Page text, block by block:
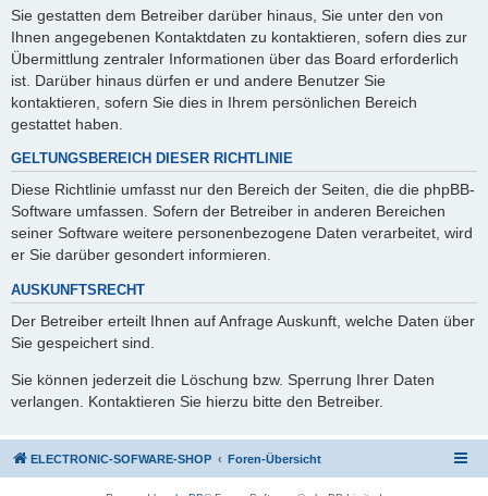
Sie gestatten dem Betreiber darüber hinaus, Sie unter den von
Ihnen angegebenen Kontaktdaten zu kontaktieren, sofern dies zur
Übermittlung zentraler Informationen über das Board erforderlich
ist. Darüber hinaus dürfen er und andere Benutzer Sie
kontaktieren, sofern Sie dies in Ihrem persönlichen Bereich
gestattet haben.
GELTUNGSBEREICH DIESER RICHTLINIE
Diese Richtlinie umfasst nur den Bereich der Seiten, die die phpBB-
Software umfassen. Sofern der Betreiber in anderen Bereichen
seiner Software weitere personenbezogene Daten verarbeitet, wird
er Sie darüber gesondert informieren.
AUSKUNFTSRECHT
Der Betreiber erteilt Ihnen auf Anfrage Auskunft, welche Daten über
Sie gespeichert sind.
Sie können jederzeit die Löschung bzw. Sperrung Ihrer Daten
verlangen. Kontaktieren Sie hierzu bitte den Betreiber.
ELECTRONIC-SOFWARE-SHOP Foren-Übersicht